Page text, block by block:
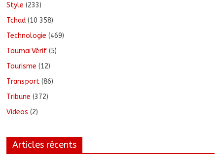
Style (233)
Tchad (10 358)
Technologie (469)
ToumaïVérif (5)
Tourisme (12)
Transport (86)
Tribune (372)
Videos (2)
Articles récents